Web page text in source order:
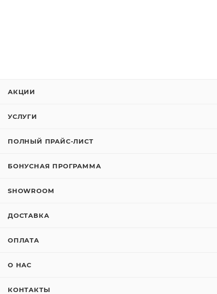
АКЦИИ
УСЛУГИ
ПОЛНЫЙ ПРАЙС-ЛИСТ
БОНУСНАЯ ПРОГРАММА
SHOWROOM
ДОСТАВКА
ОПЛАТА
О НАС
КОНТАКТЫ